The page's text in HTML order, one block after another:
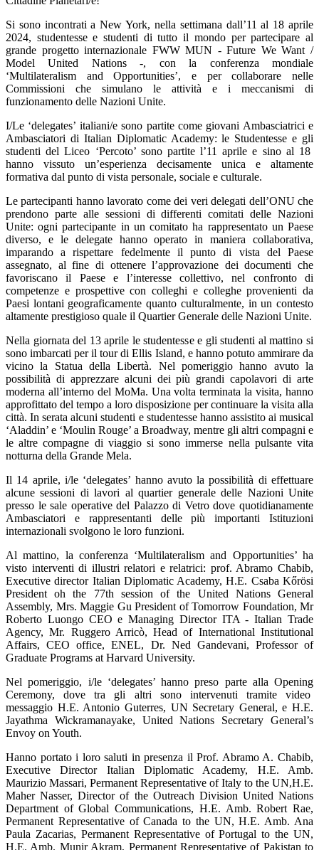
Si sono incontrati a New York, nella settimana dall’11 al 18 aprile
2024, studentesse e studenti di tutto il mondo per partecipare al
grande progetto internazionale FWW MUN - Future We Want /
Model United Nations -, con la conferenza mondiale
‘Multilateralism and Opportunities’, e per collaborare nelle
Commissioni che simulano le attività e i meccanismi di
funzionamento delle Nazioni Unite.
I/Le ‘delegates’ italiani/e sono partite come giovani Ambasciatrici e
Ambasciatori di Italian Diplomatic Academy: le Studentesse e gli
studenti del Liceo ‘Percoto’ sono partite l’11 aprile e sino al 18
hanno vissuto un’esperienza decisamente unica e altamente
formativa dal punto di vista personale, sociale e culturale.
Le partecipanti hanno lavorato come dei veri delegati dell’ONU che
prendono parte alle sessioni di differenti comitati delle Nazioni
Unite: ogni partecipante in un comitato ha rappresentato un Paese
diverso, e le delegate hanno operato in maniera collaborativa,
imparando a rispettare fedelmente il punto di vista del Paese
assegnato, al fine di ottenere l’approvazione dei documenti che
favoriscano il Paese e l’interesse collettivo, nel confronto di
competenze e prospettive con colleghi e colleghe provenienti da
Paesi lontani geograficamente quanto culturalmente, in un contesto
altamente prestigioso quale il Quartier Generale delle Nazioni Unite.
Nella giornata del 13 aprile le studentesse e gli studenti al mattino si
sono imbarcati per il tour di Ellis Island, e hanno potuto ammirare da
vicino la Statua della Libertà. Nel pomeriggio hanno avuto la
possibilità di apprezzare alcuni dei più grandi capolavori di arte
moderna all’interno del MoMa. Una volta terminata la visita, hanno
approfittato del tempo a loro disposizione per continuare la visita alla
città. In serata alcuni studenti e studentesse hanno assistito ai musical
‘Aladdin’ e ‘Moulin Rouge’ a Broadway, mentre gli altri compagni e
le altre compagne di viaggio si sono immerse nella pulsante vita
notturna della Grande Mela.
Il 14 aprile, i/le ‘delegates’ hanno avuto la possibilità di effettuare
alcune sessioni di lavori al quartier generale delle Nazioni Unite
presso le sale operative del Palazzo di Vetro dove quotidianamente
Ambasciatori e rappresentanti delle più importanti Istituzioni
internazionali svolgono le loro funzioni.
Al mattino, la conferenza ‘Multilateralism and Opportunities’ ha
visto interventi di illustri relatori e relatrici: prof. Abramo Chabib,
Executive director Italian Diplomatic Academy, H.E. Csaba Kőrösi
President oh the 77th session of the United Nations General
Assembly, Mrs. Maggie Gu President of Tomorrow Foundation, Mr
Roberto Luongo CEO e Managing Director ITA - Italian Trade
Agency, Mr. Ruggero Arricò, Head of International Institutional
Affairs, CEO office, ENEL, Dr. Ned Gandevani, Professor of
Graduate Programs at Harvard University.
Nel pomeriggio, i/le ‘delegates’ hanno preso parte alla Opening
Ceremony, dove tra gli altri sono intervenuti tramite video
messaggio H.E. Antonio Guterres, UN Secretary General, e H.E.
Jayathma Wickramanayake, United Nations Secretary General’s
Envoy on Youth.
Hanno portato i loro saluti in presenza il Prof. Abramo A. Chabib,
Executive Director Italian Diplomatic Academy, H.E. Amb.
Maurizio Massari, Permanent Representative of Italy to the UN,H.E.
Maher Nasser, Director of the Outreach Division United Nations
Department of Global Communications, H.E. Amb. Robert Rae,
Permanent Representative of Canada to the UN, H.E. Amb. Ana
Paula Zacarias, Permanent Representative of Portugal to the UN,
H.E. Amb. Munir Akram, Permanent Representative of Pakistan to